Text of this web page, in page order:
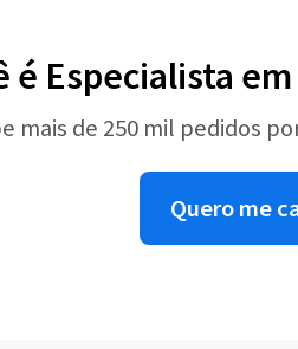
é Especialista
mais de 250 mil pedidos
Quero me